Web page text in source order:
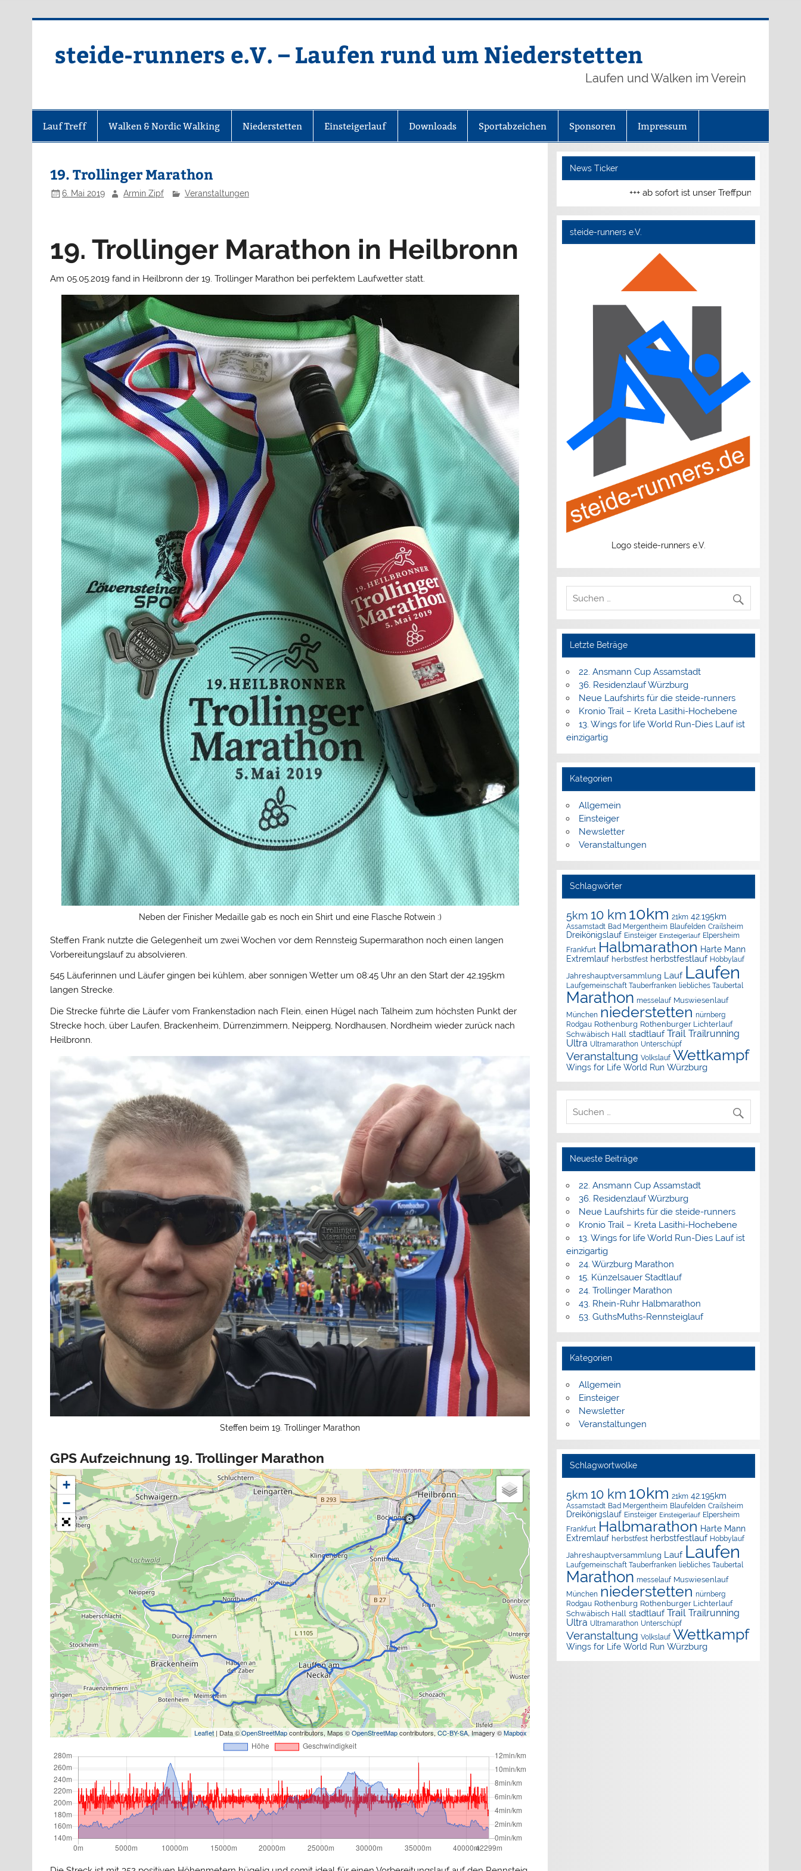
steide-runners e.V. – Laufen rund um Niederstetten
Laufen und Walken im Verein
Lauf Treff Walken & Nordic Walking Niederstetten Einsteigerlauf Downloads Sportabzeichen Sponsoren Impressum
19. Trollinger Marathon
6. Mai 2019 Armin Zipf Veranstaltungen
19. Trollinger Marathon in Heilbronn
Am 05.05.2019 fand in Heilbronn der 19. Trollinger Marathon bei perfektem Laufwetter statt.
Neben der Finisher Medaille gab es noch ein Shirt und eine Flasche Rotwein :)
Steffen Frank nutzte die Gelegenheit um zwei Wochen vor dem Rennsteig Supermarathon noch einen langen
Vorbereitungslauf zu absolvieren.
545 Läuferinnen und Läufer gingen bei kühlem, aber sonnigen Wetter um 08:45 Uhr an den Start der 42,195km
langen Strecke.
Die Strecke führte die Läufer vom Frankenstadion nach Flein, einen Hügel nach Talheim zum höchsten Punkt der
Strecke hoch, über Laufen, Brackenheim, Dürrenzimmern, Neipperg, Nordhausen, Nordheim wieder zurück nach
Heilbronn.
Steffen beim 19. Trollinger Marathon
GPS Aufzeichnung 19. Trollinger Marathon
+
−
Leaflet| Data ©OpenStreetMapcontributors, Maps ©OpenStreetMapcontributors,CC-BY-SA, Imagery ©Mapbox
News Ticker
+++ ab sofort ist unser Treffpunkt dienstags und
steide-runners e.V.
Logo steide-runners e.V.
Letzte Beträge
22. Ansmann Cup Assamstadt
36. Residenzlauf Würzburg
Neue Laufshirts für die steide-runners
Kronio Trail – Kreta Lasithi-Hochebene
13. Wings for life World Run-Dies Lauf ist
einzigartig
Kategorien
Allgemein
Einsteiger
Newsletter
Veranstaltungen
Schlagwörter
5km 10 km 10km 21km 42.195km
Assamstadt Bad Mergentheim Blaufelden Crailsheim
Dreikönigslauf Einsteiger Einsteigerlauf Elpersheim
Frankfurt Halbmarathon Harte Mann
Extremlauf herbstfest herbstfestlauf Hobbylauf
Jahreshauptversammlung Lauf Laufen
Laufgemeinschaft Tauberfranken liebliches Taubertal
Marathon messelauf Muswiesenlauf
München niederstetten nürnberg
Rodgau Rothenburg Rothenburger Lichterlauf
Schwäbisch Hall stadtlauf Trail Trailrunning
Ultra Ultramarathon Unterschüpf
Veranstaltung Volkslauf Wettkampf
Wings for Life World Run Würzburg
Neueste Beiträge
22. Ansmann Cup Assamstadt
36. Residenzlauf Würzburg
Neue Laufshirts für die steide-runners
Kronio Trail – Kreta Lasithi-Hochebene
13. Wings for life World Run-Dies Lauf ist
einzigartig
24. Würzburg Marathon
15. Künzelsauer Stadtlauf
24. Trollinger Marathon
43. Rhein-Ruhr Halbmarathon
53. GuthsMuths-Rennsteiglauf
Kategorien
Allgemein
Einsteiger
Newsletter
Veranstaltungen
Schlagwortwolke
5km 10 km 10km 21km 42.195km
Assamstadt Bad Mergentheim Blaufelden Crailsheim
Dreikönigslauf Einsteiger Einsteigerlauf Elpersheim
Frankfurt Halbmarathon Harte Mann
Extremlauf herbstfest herbstfestlauf Hobbylauf
Jahreshauptversammlung Lauf Laufen
Laufgemeinschaft Tauberfranken liebliches Taubertal
Marathon messelauf Muswiesenlauf
München niederstetten nürnberg
Rodgau Rothenburg Rothenburger Lichterlauf
Schwäbisch Hall stadtlauf Trail Trailrunning
Ultra Ultramarathon Unterschüpf
Veranstaltung Volkslauf Wettkampf
Wings for Life World Run Würzburg